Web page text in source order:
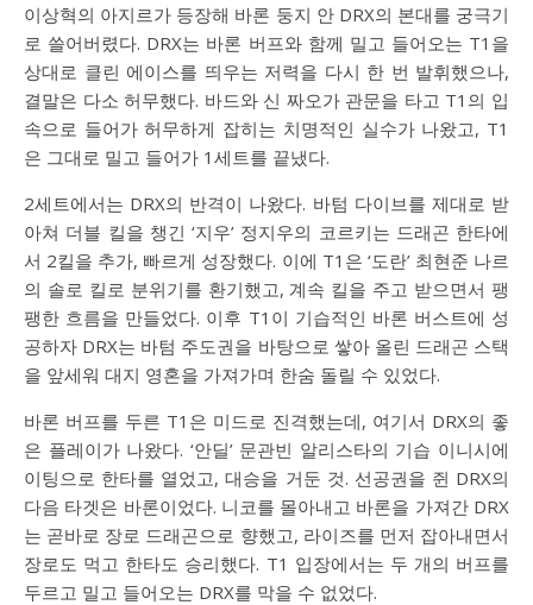
이상혁의 아지르가 등장해 바론 둥지 안 DRX의 본대를 궁극기
로 쓸어버렸다. DRX는 바론 버프와 함께 밀고 들어오는 T1을
상대로 클린 에이스를 띄우는 저력을 다시 한 번 발휘했으나,
결말은 다소 허무했다. 바드와 신 짜오가 관문을 타고 T1의 입
속으로 들어가 허무하게 잡히는 치명적인 실수가 나왔고, T1
은 그대로 밀고 들어가 1세트를 끝냈다.
2세트에서는 DRX의 반격이 나왔다. 바텀 다이브를 제대로 받
아쳐 더블 킬을 챙긴 ‘지우’ 정지우의 코르키는 드래곤 한타에
서 2킬을 추가, 빠르게 성장했다. 이에 T1은 ‘도란’ 최현준 나르
의 솔로 킬로 분위기를 환기했고, 계속 킬을 주고 받으면서 팽
팽한 흐름을 만들었다. 이후 T1이 기습적인 바론 버스트에 성
공하자 DRX는 바텀 주도권을 바탕으로 쌓아 올린 드래곤 스택
을 앞세워 대지 영혼을 가져가며 한숨 돌릴 수 있었다.
바론 버프를 두른 T1은 미드로 진격했는데, 여기서 DRX의 좋
은 플레이가 나왔다. ‘안딜’ 문관빈 알리스타의 기습 이니시에
이팅으로 한타를 열었고, 대승을 거둔 것. 선공권을 쥔 DRX의
다음 타겟은 바론이었다. 니코를 몰아내고 바론을 가져간 DRX
는 곧바로 장로 드래곤으로 향했고, 라이즈를 먼저 잡아내면서
장로도 먹고 한타도 승리했다. T1 입장에서는 두 개의 버프를
두르고 밀고 들어오는 DRX를 막을 수 없었다.